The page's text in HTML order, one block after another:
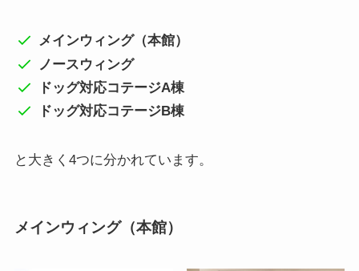
メインウィング（本館）
ノースウィング
ドッグ対応コテージA棟
ドッグ対応コテージB棟
と大きく4つに分かれています。
メインウィング（本館）